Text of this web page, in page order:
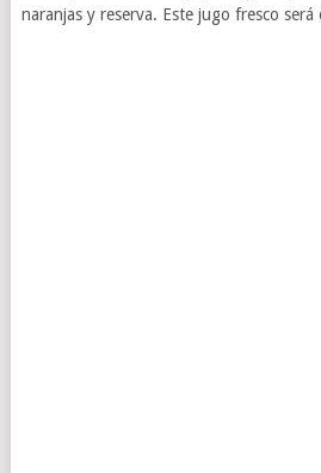
naranjas y reserva. Este jugo fresco será